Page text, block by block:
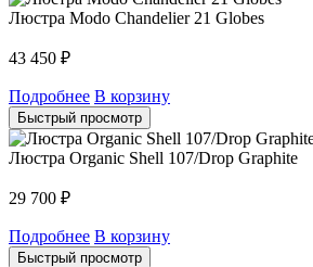
Люстра Modo Chandelier 21 Globes
43 450 ₽
Подробнее В корзину
Быстрый просмотр
Люстра Organic Shell 107/Drop Graphite
29 700 ₽
Подробнее В корзину
Быстрый просмотр